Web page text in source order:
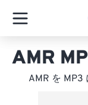
AMR
AMR を MP3